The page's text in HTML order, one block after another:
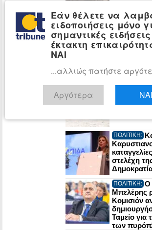
Βοιωτία
ΔΙΑΣΚΕΔΑΣΗ:
Release
αυλαία με
Allwyn
ρυθμό στο
ΕΛΛΑΔΑ:
2027»:
ΠΟΛΙΤΙΚΗ:
στελέχη
ΠΟΛΙΤΙΚΗ: Ο
Μπελέρης
Κομισιόν
Ταμείο
των
Εάν θέλετε να
ειδοποιήσεις μόνο
σημαντικές
έκτακτη
ΝΑΙ
...αλλιώς πατήστε
Αργότερα ΝΑΙ